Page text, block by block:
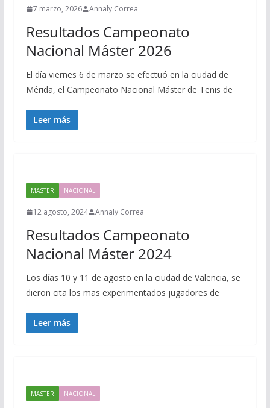
7 marzo, 2026 Annaly Correa
Resultados Campeonato
Nacional Máster 2026
El día viernes 6 de marzo se efectuó en la ciudad de
Mérida, el Campeonato Nacional Máster de Tenis de
Leer más
MASTER NACIONAL
12 agosto, 2024 Annaly Correa
Resultados Campeonato
Nacional Máster 2024
Los días 10 y 11 de agosto en la ciudad de Valencia, se
dieron cita los mas experimentados jugadores de
Leer más
MASTER NACIONAL